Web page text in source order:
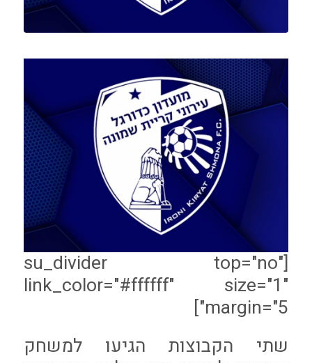
[su_divider top="no"
link_color="#ffffff" size="1"
margin="5"]
שתי הקבוצות הגיעו למשחק